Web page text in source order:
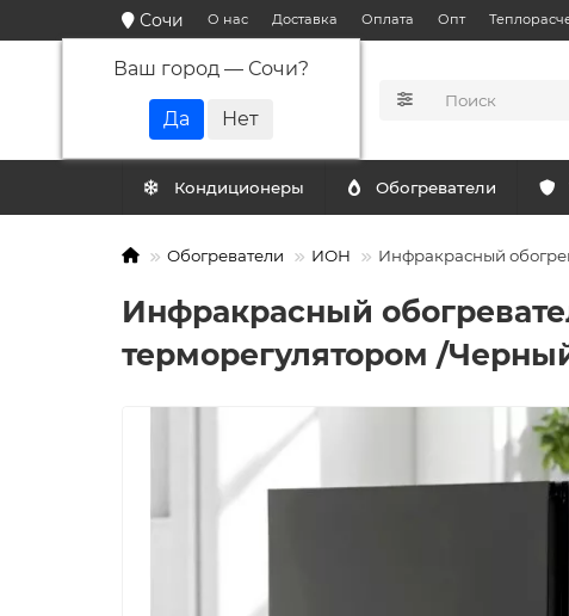
Сочи
Ваш город — Сочи?
О нас Доставка Оплата Опт
Кондиционеры Обогреватели
Обогреватели ИОН Инфракрасный
Инфракрасный
терморегулятором /